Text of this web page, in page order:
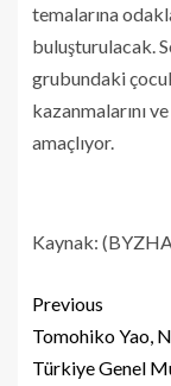
temalarına
buluşturulacak.
grubundaki
kazanmalarını
amaçlıyor.
Kaynak:
Previous
Tomohiko Yao,
Türkiye Genel